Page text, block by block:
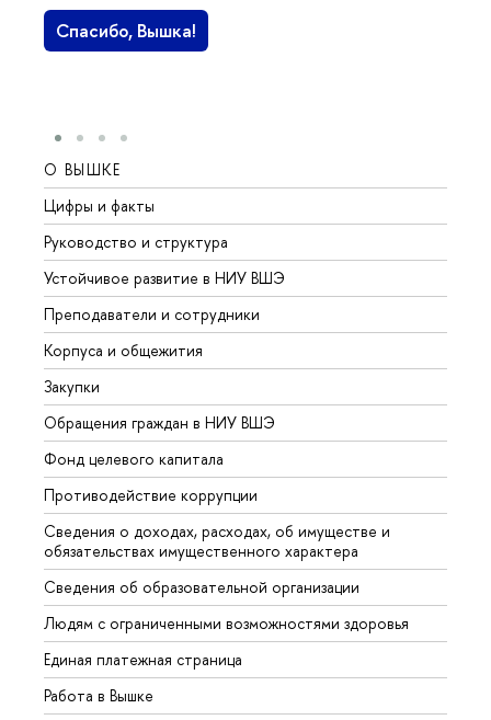
Спасибо, Вышка!
О ВЫШКЕ
Цифры и факты
Руководство и структура
Устойчивое развитие в НИУ ВШЭ
Преподаватели и сотрудники
Корпуса и общежития
Закупки
Обращения граждан в НИУ ВШЭ
Фонд целевого капитала
Противодействие коррупции
Сведения о доходах, расходах, об имуществе и
обязательствах имущественного характера
Сведения об образовательной организации
Людям с ограниченными возможностями здоровья
Единая платежная страница
Работа в Вышке